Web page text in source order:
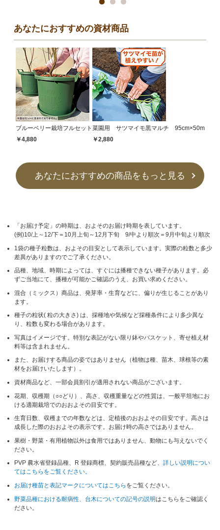
あなたにおすすめの資材商品
ブルーベリー栽培フルセット
￥4,880
菜園用 サツマイモ黒マルチ 95cm×50m
￥2,880
あなたにおすすめの商品をもっと見る
「お届け予定」の時期は、およそのお届け時期を表しています。
(例)10/上～12/下＝10月上旬～12月下旬 9/中より順次＝9月中旬より順次
1袋の種子粒数は、およその目安として表示しています。実際の粒数と多少
差異がありますのでご了承ください。
品種、地域、時期によっては、すぐには播種できない種子があります。必
ずご当地にて、播種が可能かご確認のうえ、お買い求めください。
混合（ミックス）商品は、発芽率・生育などに、偏りが生じることがあり
ます。
種子の粒状( 粒の大きさ) は、採種地や気候など採種条件により多少異な
り、粒数も変わる場合があります。
写真はイメージです。特別な表記がない限り鉢やバスケット、寄せ植え材
料等は含まれません。
また、お届けする商品の姿ではありません（植物は種、苗木、球根等の素
材をお届けいたします）。
資材商品など、一部会員割引が適用されない商品がございます。
花期、収穫期（○○どり）、高さ、収穫重量などの性質は、一般平坦地にお
ける適期栽培でのおおよその目安です。
生育日数、収穫までの年数などは、定植後のおおよその目安です。高さは
成長した際のおおよその表示です。お届け時の高さではありません。
果樹・野菜・有用植物以外は食用ではありません、動物にも与えないでく
ださい。
PVP 農水省登録品種、R 登録商標、契約販売品種など、詳しい説明につい
てはこちらをご覧ください。
お届け種苗と表記マークについてはこちら をご覧ください。
野菜品種における耐病性、台木についての記号の説明はこちらをご確認く
ださい。